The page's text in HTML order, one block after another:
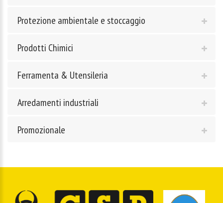
Protezione ambientale e stoccaggio
Prodotti Chimici
Ferramenta & Utensileria
Arredamenti industriali
Promozionale